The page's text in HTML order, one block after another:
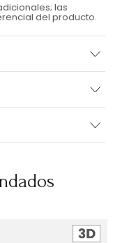
las
del producto.